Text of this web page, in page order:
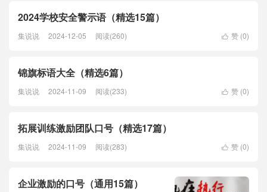
2024学校安全警示语（精选15篇）
 赞 (0)
集说说 2024-12-05 阅读(260)
锦旗标语大全（精选6篇）
 赞 (0)
集说说 2024-11-09 阅读(233)
拓展训练激励团队口号（精选17篇）
 赞 (0)
集说说 2024-11-09 阅读(283)
企业激励的口号（通用15篇）